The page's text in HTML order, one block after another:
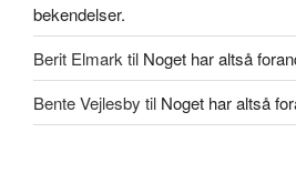
bekendelser.
Berit Elmark til Noget har altså
Bente Vejlesby til Noget har altså